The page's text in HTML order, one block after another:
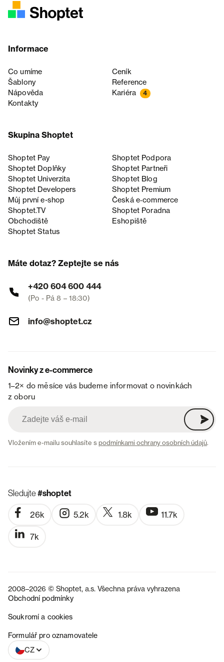
Informace
Co umíme
Ceník
Šablony
Reference
Nápověda
Kariéra 4
Kontakty
Skupina Shoptet
Shoptet Pay
Shoptet Podpora
Shoptet Doplňky
Shoptet Partneři
Shoptet Univerzita
Shoptet Blog
Shoptet Developers
Shoptet Premium
Můj první e-shop
Česká e‑commerce
Shoptet.TV
Shoptet Poradna
Obchodiště
Eshopiště
Shoptet Status
Máte dotaz? Zeptejte se nás
+420 604 600 444
(Po - Pá 8 – 18:30)
info@shoptet.cz
Novinky z e-commerce
1–2× do měsíce vás budeme informovat o novinkách
z oboru
Vložením e-mailu souhlasíte spodmínkami ochrany osobních údajů.
Sledujte#shoptet
26k 5.2k 1.8k 11.7k
7k
2008–2026 © Shoptet, a.s. Všechna práva vyhrazena
Obchodní podmínky
Soukromí a cookies
Formulář pro oznamovatele
CZ